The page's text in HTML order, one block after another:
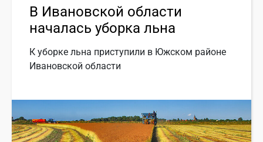
В Ивановской области
началась уборка льна
К уборке льна приступили в Южском районе
Ивановской области